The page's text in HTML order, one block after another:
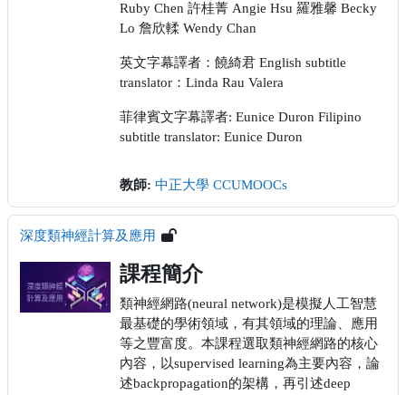
Ruby Chen 許桂菁 Angie Hsu 羅雅馨 Becky
Lo 詹欣輮 Wendy Chan
英文字幕譯者：饒綺君 English subtitle
translator：Linda Rau Valera
菲律賓文字幕譯者: Eunice Duron Filipino
subtitle translator: Eunice Duron
教師: 中正大學 CCUMOOCs
深度類神經計算及應用
課程簡介
類神經網路(neural network)是模擬人工智慧
最基礎的學術領域，有其領域的理論、應用
等之豐富度。本課程選取類神經網路的核心
內容，以supervised learning為主要內容，論
述backpropagation的架構，再引述deep